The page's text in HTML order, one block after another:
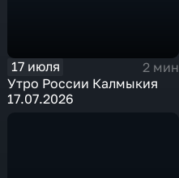
17 июля
2 мин
Утро России Калмыкия
17.07.2026